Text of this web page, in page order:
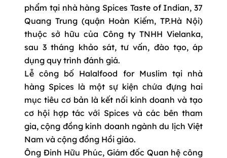
phẩm tại nhà hàng Spices Taste of Indian, 37
Quang Trung (quận Hoàn Kiếm, TP.Hà Nội)
thuộc sở hữu của Công ty TNHH Vielanka,
sau 3 tháng khảo sát, tư vấn, đào tạo, áp
dụng quy trình đánh giá.
Lễ công bố Halalfood for Muslim tại nhà
hàng Spices là một sự kiện chứa đựng hai
mục tiêu cơ bản là kết nối kinh doanh và tạo
cơ hội hợp tác với Spices và các bên tham
gia, cộng đồng kinh doanh ngành du lịch Việt
Nam và cộng đồng Hồi giáo.
Ông Đinh Hữu Phúc, Giám đốc Quan hệ công